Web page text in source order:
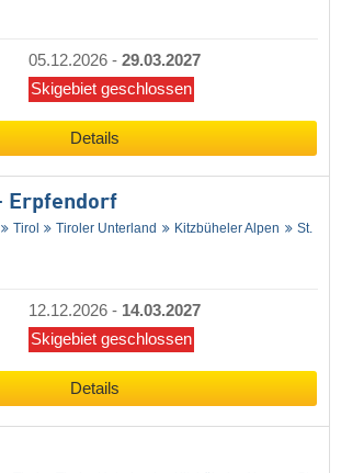
05.12.2026 - 29.03.2027
Skigebiet geschlossen
Details
Erpfendorf
Tirol Tiroler Unterland Kitzbüheler Alpen
St.
12.12.2026 - 14.03.2027
Skigebiet geschlossen
Details